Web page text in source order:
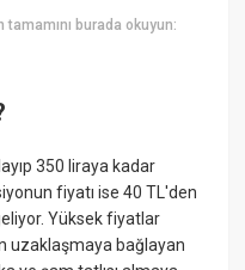
tamamını burada okuyun:
350 liraya kadar
fiyatı ise 40 TL'den
Yüksek fiyatlar
uzaklaşmaya bağlayan